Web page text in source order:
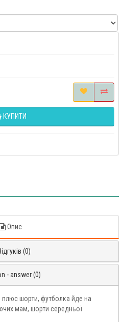
КУПИТИ
Опис
(0)
- answer (0)
плюс шорти, футболка йде на
мам, шорти середньої